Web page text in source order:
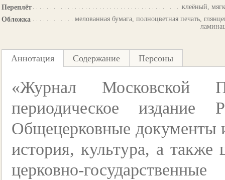
Переплёт
клеёный,
Обложка
мелованная бумага, полноцветная печать,
Аннотация Содержание Персоны
«Журнал Московской
периодическое издание
Общецерковные документы
история, культура, а также
церковно-